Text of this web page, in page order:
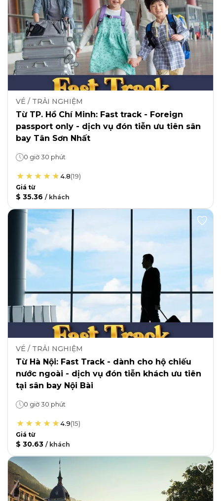
VÉ / TRẢI NGHIỆM
Từ TP. Hồ Chí Minh: Fast track - Foreign
passport only - dịch vụ đón tiễn ưu tiên sân
bay Tân Sơn Nhất
0 giờ 30 phút
4.8(19)
Giá từ
$ 35.36 / khách
VÉ / TRẢI NGHIỆM
Từ Hà Nội: Fast Track - dành cho hộ chiếu
nước ngoài - dịch vụ đón tiễn khách ưu tiên
tại sân bay Nội Bài
0 giờ 30 phút
4.9(15)
Giá từ
$ 30.63 / khách